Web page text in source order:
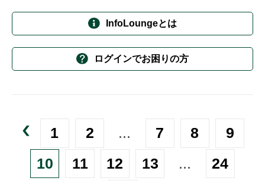
InfoLoungeとは
ログインでお困りの方
1 2 ... 7 8
9
10
11 12 13 ...
24